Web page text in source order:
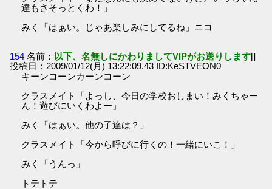
達もさそっとくわ！」
みく「はぁい。じゃあ楽しみにしてるね」ニコ
154 名前： 以下、名無しにかわりましてVIPがお送りします[]
投稿日：2009/01/12(月) 13:22:09.43 ID:KeSTVEON0
キーンコーンカーンコーン
クラスメイト「よっし、今日の学校おしまい！みくちゃー
ん！遊びにいくわよー」
みく「はぁい。他の子達は？」
クラスメイト「今から呼びに行くの！一緒にいこ！」
みく「うんっ」
トテトテ